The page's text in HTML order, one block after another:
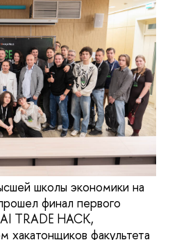
школы экономики на
финал первого
TRADE HACK,
хакатонщиков факультета